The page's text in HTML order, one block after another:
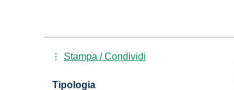
Stampa / Condividi
Tipologia